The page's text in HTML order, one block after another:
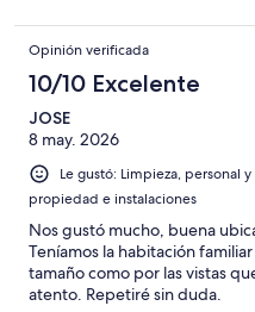
Opinión verificada
10/10 Excelente
JOSE
8 may. 2026
Le gustó: Limpieza, personal
propiedad e instalaciones
Nos gustó mucho, buena
Teníamos la habitación
tamaño como por las vistas
atento. Repetiré sin duda.